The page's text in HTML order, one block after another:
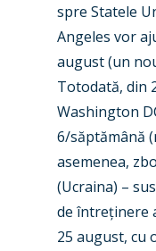
spre Statele
Angeles vor
august(un
Totodată, din
Washington
6/săptămână
asemenea,
(Ucraina) –
de întreținere
25 august, cu